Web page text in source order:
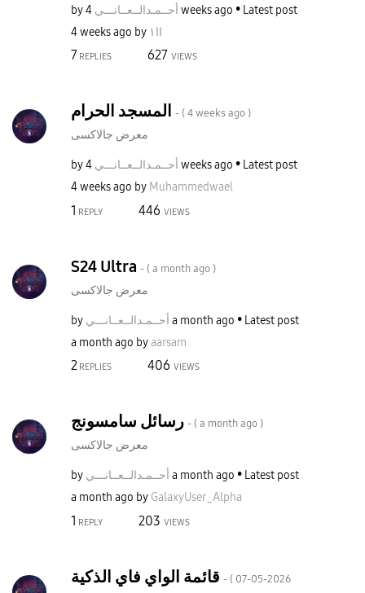
by أحــمـدالــعــانـــي 4 weeks ago
Latest post
4 weeks ago by اا١
7 REPLIES 627 VIEWS
- ( 4 weeks ago )
معرض جالاكسى
by أحــمـدالــعــانـــي 4 weeks ago
Latest post
4 weeks ago by Muhammedwael
1 REPLY 446 VIEWS
S24 Ultra - ( a month ago )
معرض جالاكسى
by أحــمـدالــعــانـــي a month ago
Latest post
a month ago byaarsam
2REPLIES 406 VIEWS
رسائل سامسونج - ( a month ago )
معرض جالاكسى
by أحــمـدالــعــانـــي a month ago
Latest post
a month ago by GalaxyUser_Alpha
1 REPLY 203 VIEWS
- ( ‎07-05-2026